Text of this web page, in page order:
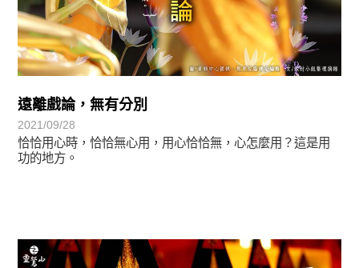
遠離戲論，無有分別
2021/09/28
恰恰用心時，恰恰無心用，用心恰恰無，心怎麼用？這是用
功的地方。
覺有情-法華期